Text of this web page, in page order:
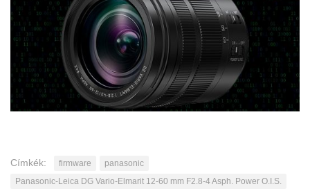
Címkék: firmware
panasonic
Panasonic-Leica DG Vario-Elmarit 12-60 mm F2.8-4 Asph. Power O.I.S.